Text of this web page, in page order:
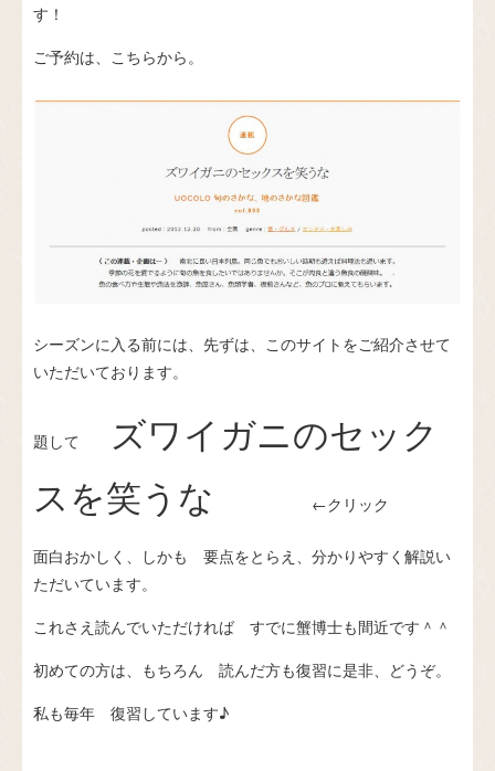
す！
ご予約は、 こちらから。
シーズンに入る前には、先ずは、このサイトをご紹介させて
いただいております。
題して
ズワイガニのセック
スを笑うな
←クリック
面白おかしく、しかも 要点をとらえ、分かりやすく解説い
ただいています。
これさえ読んでいただければ すでに蟹博士も間近です＾＾
初めての方は、もちろん 読んだ方も復習に是非、どうぞ。
私も毎年 復習しています♪